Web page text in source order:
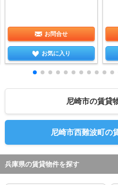
お問合せ
お気に入り
尼崎市の賃貸
尼崎市西難波町の
兵庫県の賃貸物件を探す